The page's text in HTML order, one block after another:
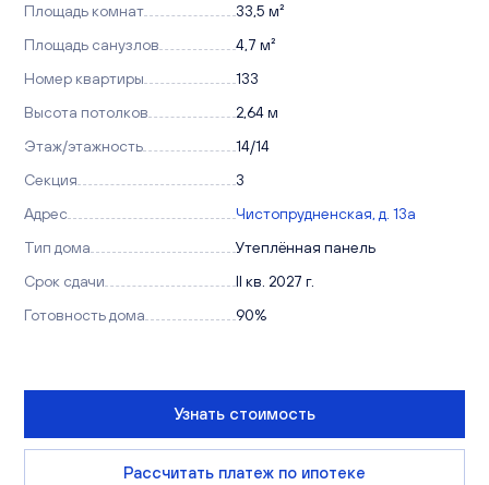
Площадь комнат
33,5 м²
Площадь санузлов
4,7 м²
Номер квартиры
133
Высота потолков
2,64 м
Этаж/этажность
14/14
Секция
3
Адрес
Чистопрудненская, д. 13а
Тип дома
Утеплённая панель
Срок сдачи
II кв. 2027 г.
Готовность дома
90%
Узнать стоимость
Рассчитать платеж по ипотеке